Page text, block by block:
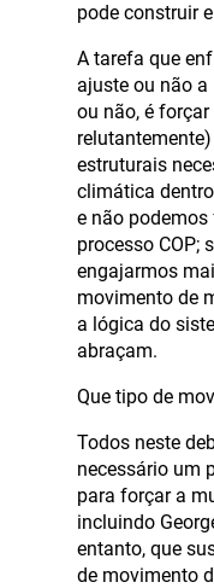
pode construir
A tarefa que
ajuste ou não
ou não, é
estruturais
climática
e não
processo COP;
engajarmos
movimento de
a lógica do
abraçam.
Que tipo de
Todos neste
necessário um
para forçar a
incluindo
entanto, que
de movimento